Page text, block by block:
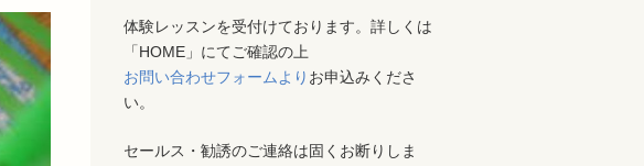
体験レッスンを受付けております。詳しくは
「HOME」にてご確認の上
お問い合わせフォームより お申込みくださ
い。
セールス・勧誘のご連絡は固くお断りしま